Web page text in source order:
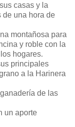
casas y la
de una hora de
montañosa para
y roble con la
hogares.
principales
a la Harinera
de las
un aporte